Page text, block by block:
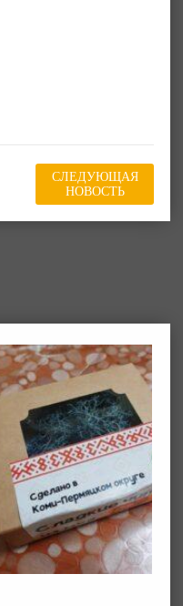
СЛЕДУЮЩАЯ
НОВОСТЬ